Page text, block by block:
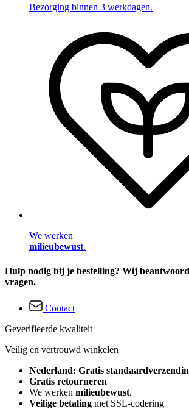
Bezorging binnen 3 werkdagen.
We werken
milieubewust.
Hulp nodig bij je bestelling? Wij
vragen.
Contact
Geverifieerde kwaliteit
Veilig en vertrouwd winkelen
Nederland: Gratis
Gratis retourneren
We werken milieubewust.
Veilige betaling met SSL-codering